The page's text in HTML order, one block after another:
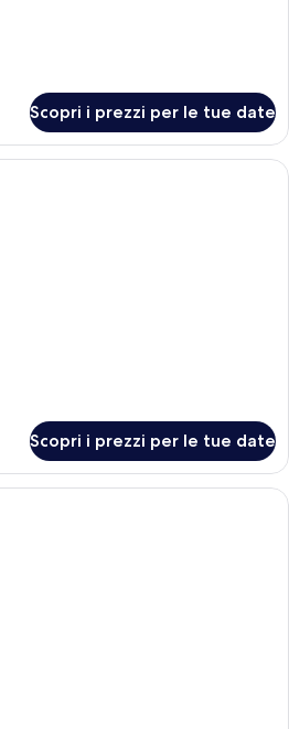
Scopri i prezzi per le tue date
Camera d'hotel con un letto grande,
Scopri i prezzi per le tue date